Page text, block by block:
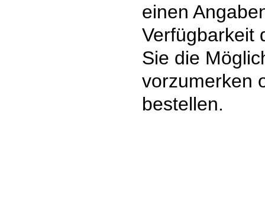
einen
Verfügbarkeit
Sie die
vorzumerken
bestellen.